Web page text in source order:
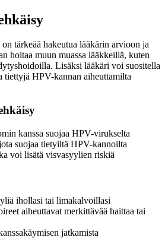
tärkeää hakeutua lääkärin arvioon ja
hoitaa muun muassa lääkkeillä, kuten
Lisäksi lääkäri voi suositella
tiettyjä HPV-kannan aiheuttamilta
kanssa suojaa HPV-virukselta
suojaa tietyiltä HPV-kannoilta
voi lisätä visvasyylien riskiä
ihollasi tai limakalvoillasi
aiheuttavat merkittävää haittaa tai
jatkamista